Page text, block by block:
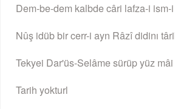
Dem-be-dem kalbde câri lafza-i ism-
Nûş idüb bir cerr-i ayn Râzî didinı
Tekyei Dar'üs-Selâme sürüp yüz
Tarih yokturl